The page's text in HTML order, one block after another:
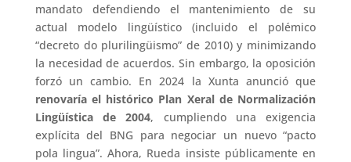
mandato defendiendo el mantenimiento de su
actual modelo lingüístico (incluido el polémico
“decreto do plurilingüismo” de 2010) y minimizando
la necesidad de acuerdos. Sin embargo, la oposición
forzó un cambio. En 2024 la Xunta anunció que
renovaría el histórico Plan Xeral de Normalización
Lingüística de 2004, cumpliendo una exigencia
explícita del BNG para negociar un nuevo “pacto
pola lingua”. Ahora, Rueda insiste públicamente en